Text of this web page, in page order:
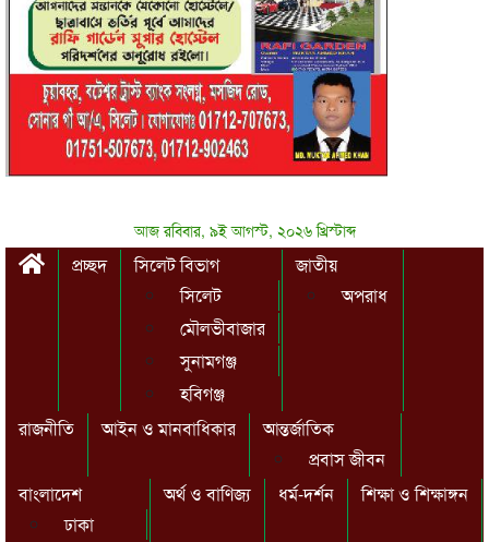
আজ রবিবার, ৯ই আগস্ট, ২০২৬ খ্রিস্টাব্দ
প্রচ্ছদ
সিলেট বিভাগ
সিলেট
মৌলভীবাজার
সুনামগঞ্জ
হবিগঞ্জ
জাতীয়
অপরাধ
রাজনীতি আইন ও মানবাধিকার
আন্তর্জাতিক
প্রবাস জীবন
বাংলাদেশ
ঢাকা
অর্থ ও বাণিজ্য ধর্ম-দর্শন শিক্ষা ও শিক্ষাঙ্গন